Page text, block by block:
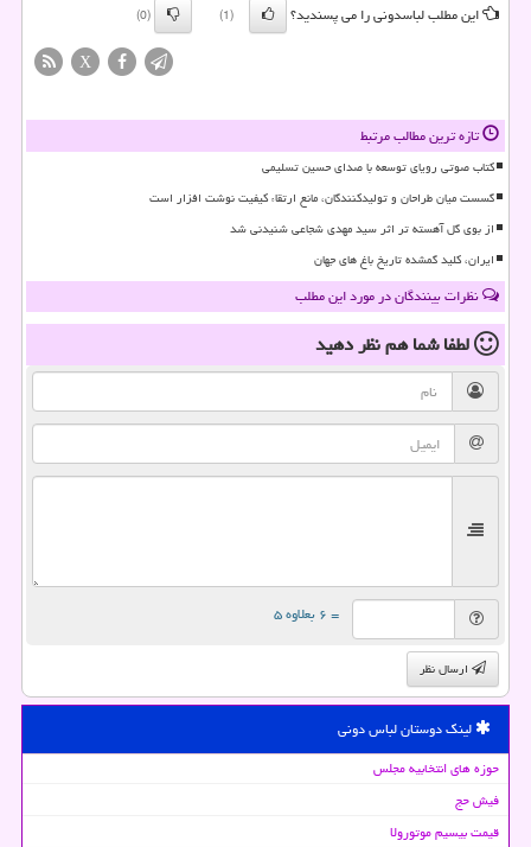
این مطلب لباسدونی را می پسندید؟
(1)
(0)
X
تازه ترین مطالب مرتبط
کتاب صوتی رویای توسعه با صدای حسین تسلیمی
گسست میان طراحان و تولیدکنندگان، مانع ارتقاء کیفیت نوشت افزار است
از بوی گل آهسته تر اثر سید مهدی شجاعی شنیدنی شد
ایران، کلید گمشده تاریخ باغ های جهان
نظرات بینندگان در مورد این مطلب
لطفا شما همنظر دهید
= ۶ بعلاوه ۵
ارسال نظر
لینک دوستان لباس دونی
حوزه های انتخابیه مجلس
فیش حج
قیمت بیسیم موتورولا